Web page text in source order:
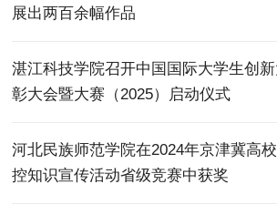
展出两百余幅作品
湛江科技学院召开中国国际大学生创
彰大会暨大赛（2025）启动仪式
河北民族师范学院在2024年京津冀高
控知识宣传活动省级竞赛中获奖